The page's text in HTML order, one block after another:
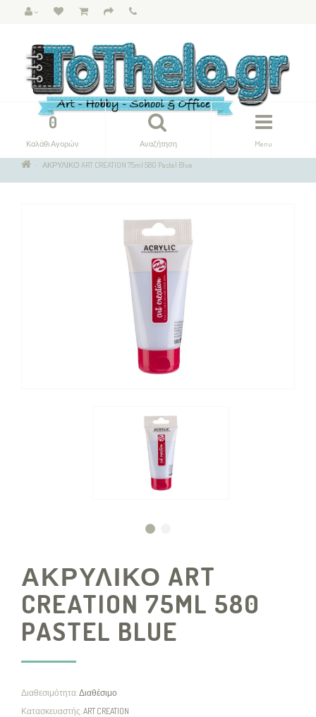
Menu
Αναζήτηση
0
Καλάθι Αγορών
ΑΚΡΥΛΙΚΟ ART CREATION 75ml 580 Pastel Blue
ΑΚΡΥΛΙΚΟ ART
CREATION 75ML 580
PASTEL BLUE
Διαθεσιμότητα:Διαθέσιμο
Κατασκευαστής:ART CREATION